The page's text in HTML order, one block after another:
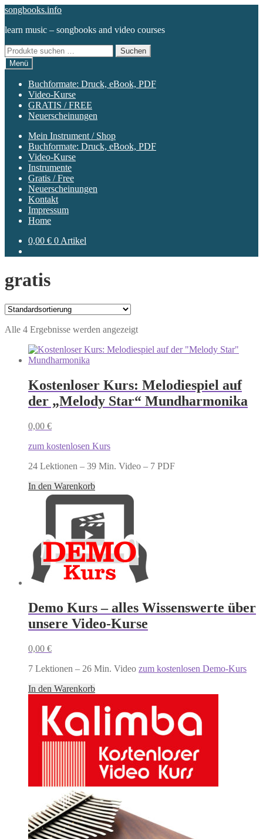
Zur
springen
Zum
springen
songbooks.info
learn music – songbooks and video courses
Suchen
nach:
Suchen
Menü
Buchformate: Druck, eBook, PDF
Video-Kurse
GRATIS / FREE
Neuerscheinungen
Mein Instrument / Shop
Buchformate: Druck, eBook, PDF
Video-Kurse
Instrumente
Gratis / Free
Neuerscheinungen
Kontakt
Impressum
Home
0,00 € 0 Artikel
gratis
Alle 4 Ergebnisse werden angezeigt
Kostenloser Kurs: Melodiespiel auf
der „Melody Star“ Mundharmonika
0,00 €
zum kostenlosen Kurs
24 Lektionen – 39 Min. Video – 7 PDF
In den Warenkorb
Demo Kurs – alles Wissenswerte über
unsere Video-Kurse
0,00 €
7 Lektionen – 26 Min. Video zum kostenlosen Demo-Kurs
In den Warenkorb